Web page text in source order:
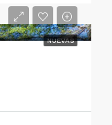
NUEVAS